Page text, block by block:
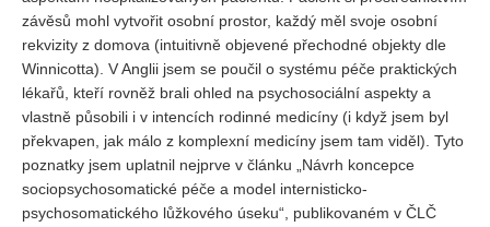
závěsů mohl vytvořit osobní prostor, každý měl svoje osobní
rekvizity z domova (intuitivně objevené přechodné objekty dle
Winnicotta). V Anglii jsem se poučil o systému péče praktických
lékařů, kteří rovněž brali ohled na psychosociální aspekty a
vlastně působili i v intencích rodinné medicíny (i když jsem byl
překvapen, jak málo z komplexní medicíny jsem tam viděl). Tyto
poznatky jsem uplatnil nejprve v článku „Návrh koncepce
sociopsychosomatické péče a model internisticko-
psychosomatického lůžkového úseku“, publikovaném v ČLČ